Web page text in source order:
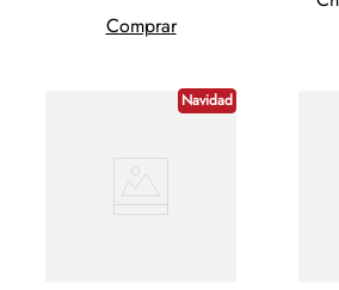
Comprar
Navidad